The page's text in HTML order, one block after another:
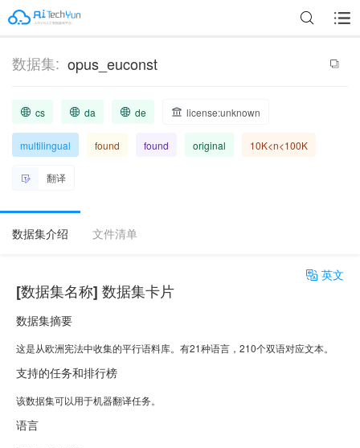
数据集: opus_euconst
cs da de license:unknown
multilingual found found original 10K<n<100K
翻译
数据集介绍 文件清单
英文
[数据集名称] 数据集卡片
数据集摘要
这是从欧洲宪法中收集的平行语料库。有21种语言，210个双语对应文本。
支持的任务和排行榜
该数据集可以用于机器翻译任务。
语言